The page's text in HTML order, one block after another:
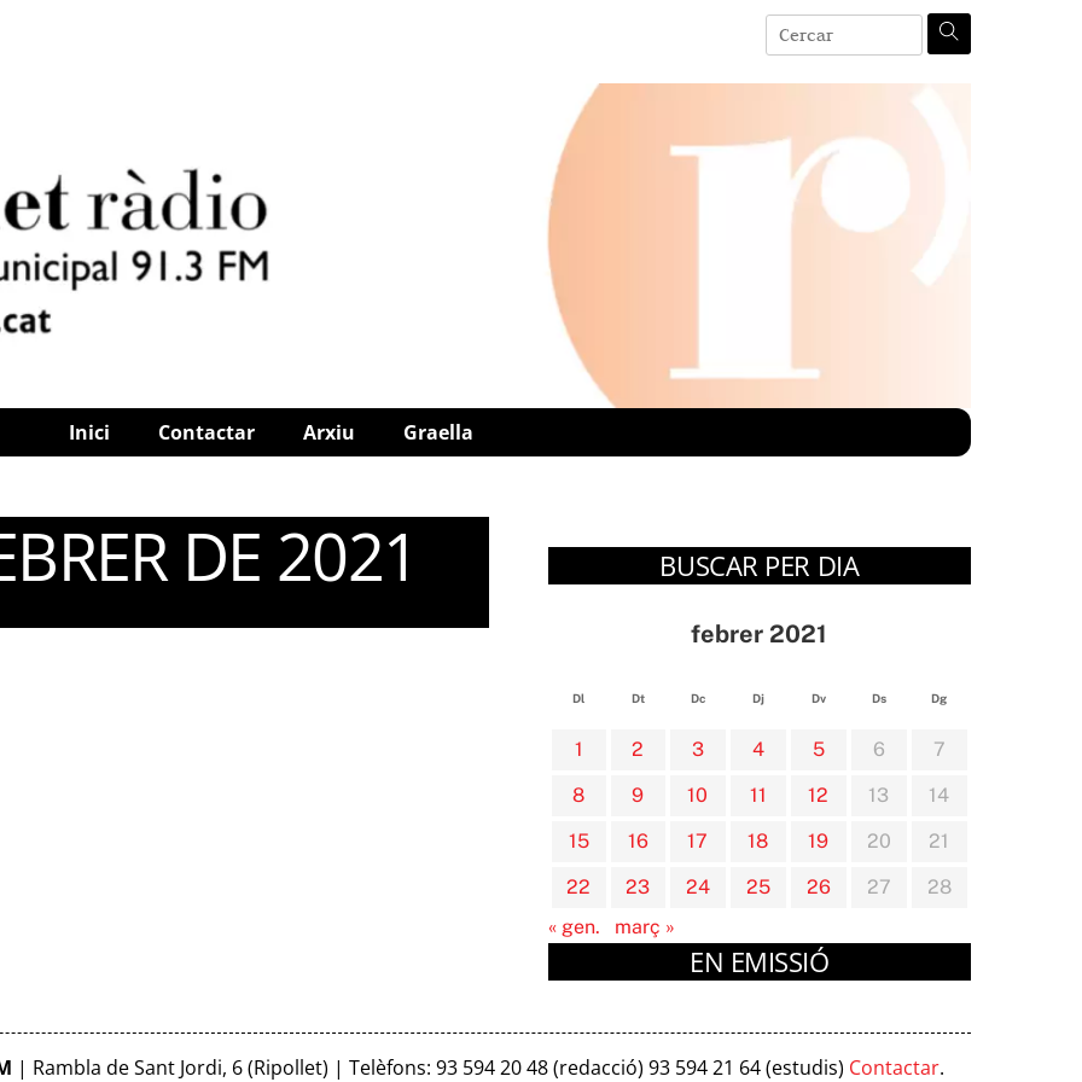
Inici Contactar Arxiu Graella
DE 2021 BUSCAR PER DIA
febrer 2021
Dl Dt Dc Dj Dv Ds Dg
1 2 3 4 5 6
7
8
9 10 11 12 13
14
15
16 17 18 19 20
21
22
23 24 25 26 27
28
« gen.
març »
EN EMISSIÓ
| Rambla de Sant Jordi, 6 (Ripollet) | Telèfons: 93 594 20 48 (redacció) 93 594 21 64 (estudis) Contactar.